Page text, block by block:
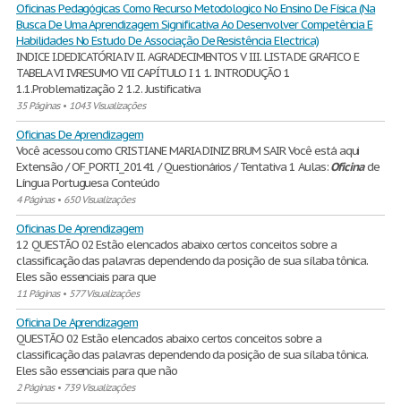
Oficinas Pedagógicas Como Recurso Metodologico No Ensino De Física (Na
Busca De Uma Aprendizagem Significativa Ao Desenvolver Competência E
Habilidades No Estudo De Associação De Resistência Electrica)
INDICE I.DEDICATÓRIA IV II. AGRADECIMENTOS V III. LISTA DE GRAFICO E
TABELA VI IV.RESUMO VII CAPÍTULO I 1 1. INTRODUÇÃO 1
1.1.Problematização 2 1.2. Justificativa
35 Páginas• 1043 Visualizações
Oficinas De Aprendizagem
Você acessou como CRISTIANE MARIA DINIZ BRUM SAIR Você está aqui
Extensão / OF_PORTI_20141 / Questionários / Tentativa 1 Aulas:Oficinade
Língua Portuguesa Conteúdo
4 Páginas• 650 Visualizações
Oficinas De Aprendizagem
12 QUESTÃO 02 Estão elencados abaixo certos conceitos sobre a
classificação das palavras dependendo da posição de sua sílaba tônica.
Eles são essenciais para que
11 Páginas• 577 Visualizações
Oficina De Aprendizagem
QUESTÃO 02 Estão elencados abaixo certos conceitos sobre a
classificação das palavras dependendo da posição de sua sílaba tônica.
Eles são essenciais para que não
2 Páginas• 739 Visualizações